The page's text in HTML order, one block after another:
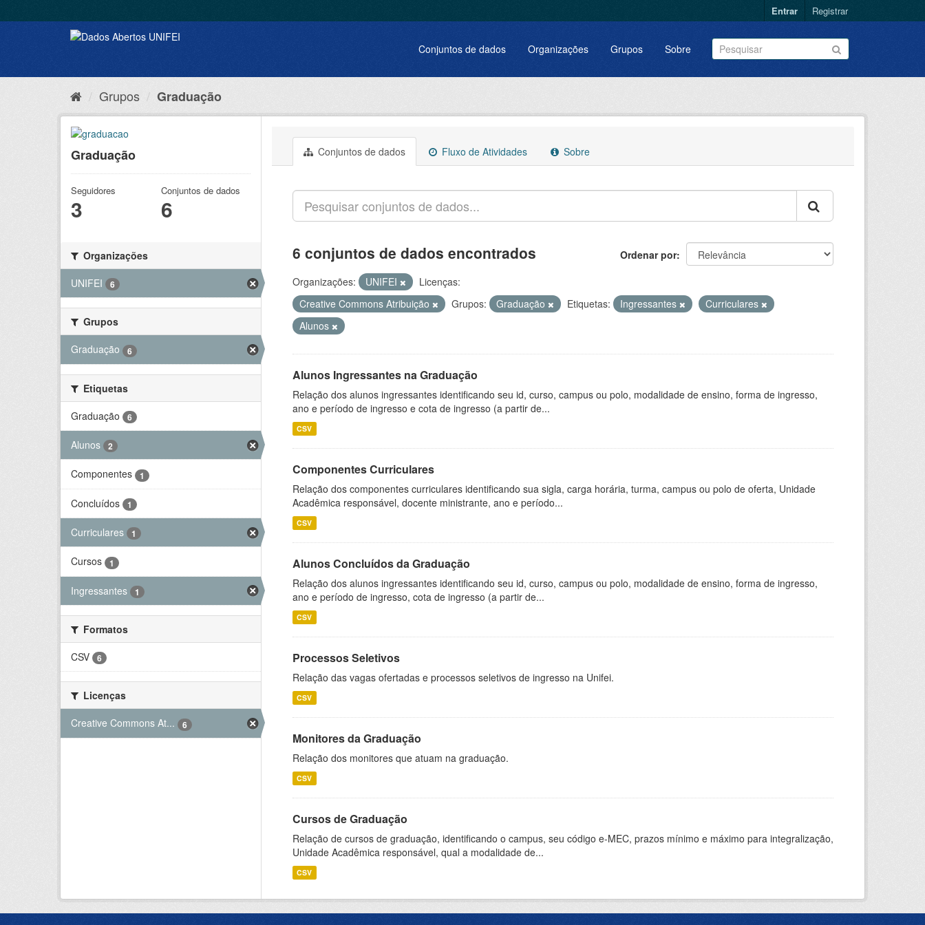
Entrar Registrar
Conjuntos de dados Organizações Grupos Sobre
Grupos Graduação
Graduação
Seguidores
3
Conjuntos de dados
6
Organizações
UNIFEI
6
Grupos
Graduação
6
Etiquetas
Graduação
6
Alunos 2
Componentes 1
Concluídos 1
Curriculares 1
Cursos 1
Ingressantes 1
Formatos
CSV
6
Licenças
Creative Commons At...
6
Conjuntos de dados Fluxo de Atividades Sobre
Ordenar por
6 conjuntos de dados encontrados
Organizações: UNIFEI
Licenças:
Creative Commons Atribuição
Grupos: Graduação Etiquetas: Ingressantes
Curriculares
Alunos
Alunos Ingressantes na Graduação
Relação dos alunos ingressantes identificando seu id, curso, campus ou polo, modalidade de ensino, forma de ingresso,
ano e período de ingresso e cota de ingresso (a partir de...
CSV
Componentes Curriculares
Relação dos componentes curriculares identificando sua sigla, carga horária, turma, campus ou polo de oferta, Unidade
Acadêmica responsável, docente ministrante, ano e período...
CSV
Alunos Concluídos da Graduação
Relação dos alunos ingressantes identificando seu id, curso, campus ou polo, modalidade de ensino, forma de ingresso,
ano e período de ingresso, cota de ingresso (a partir de...
CSV
Processos Seletivos
Relação das vagas ofertadas e processos seletivos de ingresso na Unifei.
CSV
Monitores da Graduação
Relação dos monitores que atuam na graduação.
CSV
Cursos de Graduação
Relação de cursos de graduação, identificando o campus, seu código e-MEC, prazos mínimo e máximo para integralização,
Unidade Acadêmica responsável, qual a modalidade de...
CSV